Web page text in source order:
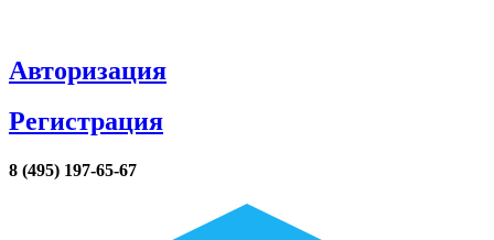
Авторизация
Регистрация
8 (495) 197-65-67